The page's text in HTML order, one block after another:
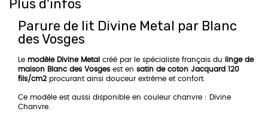
Plus d'infos
Parure de lit Divine Metal par Blanc
des Vosges
Le modèle Divine Metal créé par le spécialiste français du
linge de
maison Blanc des Vosges est en satin de coton Jacquard 120
fils/cm2 procurant ainsi douceur extrême et confort.
Ce modèle est aussi disponible en couleur chanvre : Divine
Chanvre.